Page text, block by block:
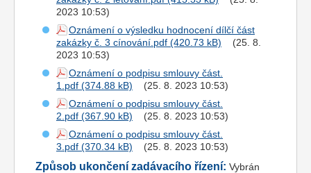
2023 10:53)
Oznámení o výsledku hodnocení dílčí část
zakázky č. 3 cínování.pdf
(25. 8.
2023 10:53)
Oznámení o podpisu smlouvy část.
1.pdf
(25. 8. 2023 10:53)
Oznámení o podpisu smlouvy část.
2.pdf
(25. 8. 2023 10:53)
Oznámení o podpisu smlouvy část.
3.pdf
(25. 8. 2023 10:53)
Způsob ukončení zadávacího řízení: Vybrán